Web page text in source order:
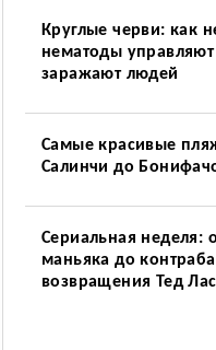
Круглые черви: как
нематоды
заражают людей
Самые красивые
Салинчи до
Сериальная неделя:
маньяка до
возвращения Тед